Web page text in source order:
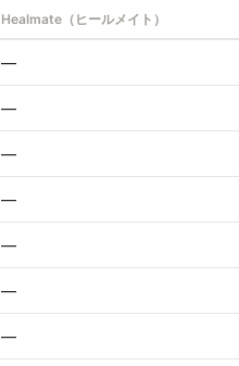
Healmate（ヒールメイト）
—
—
—
—
—
—
—